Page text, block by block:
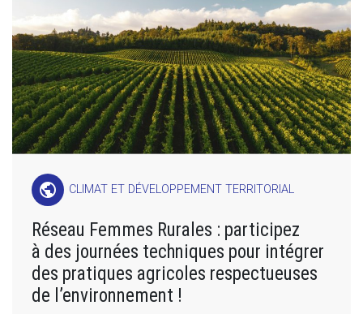
public CLIMAT ET DÉVELOPPEMENT TERRITORIAL
Réseau Femmes Rurales : participez
à des journées techniques pour intégrer
des pratiques agricoles respectueuses
de l’environnement !